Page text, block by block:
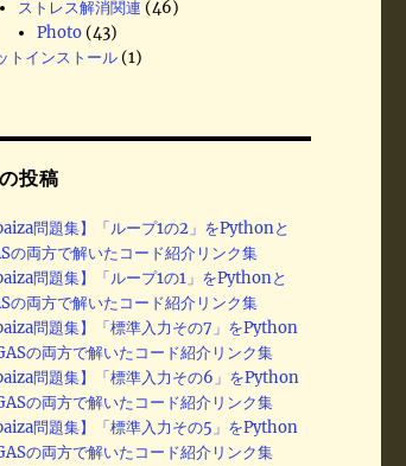
ラオ','ペット':'タマ'}
ストレス解消関連 (46)
Photo(43)
トインストール(1)
投稿
paiza問題集】「ループ1の2」をPythonと
の両方で解いたコード紹介リンク集
問題集】「ループ1の1」をPythonと
の両方で解いたコード紹介リンク集
paiza問題集】「標準入力その7」をPython
の両方で解いたコード紹介リンク集
paiza問題集】「標準入力その6」をPython
の両方で解いたコード紹介リンク集
paiza問題集】「標準入力その5」をPython
の両方で解いたコード紹介リンク集